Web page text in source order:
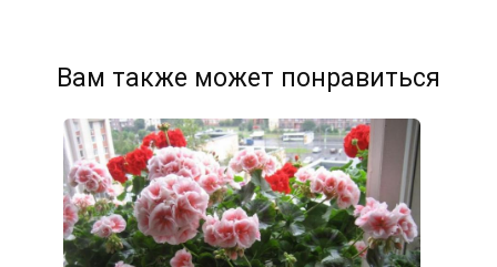
Вам также может понравиться